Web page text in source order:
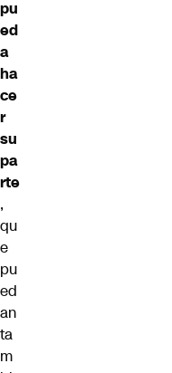
pu
ed
a
ha
ce
r
su
pa
rte
,
qu
e
pu
ed
an
ta
m